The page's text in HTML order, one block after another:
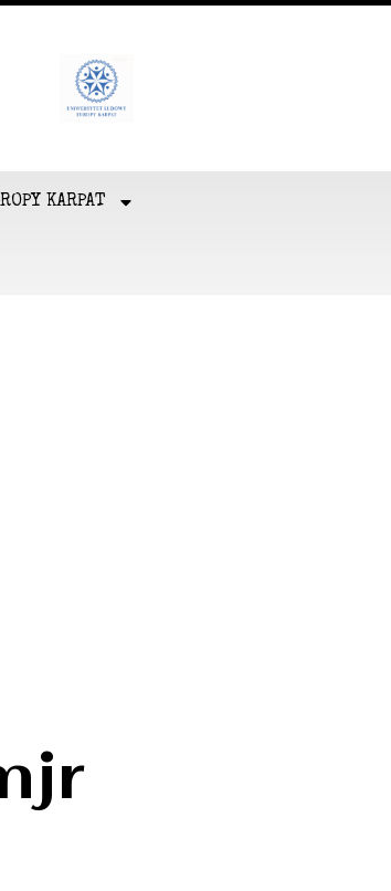
KARPAT